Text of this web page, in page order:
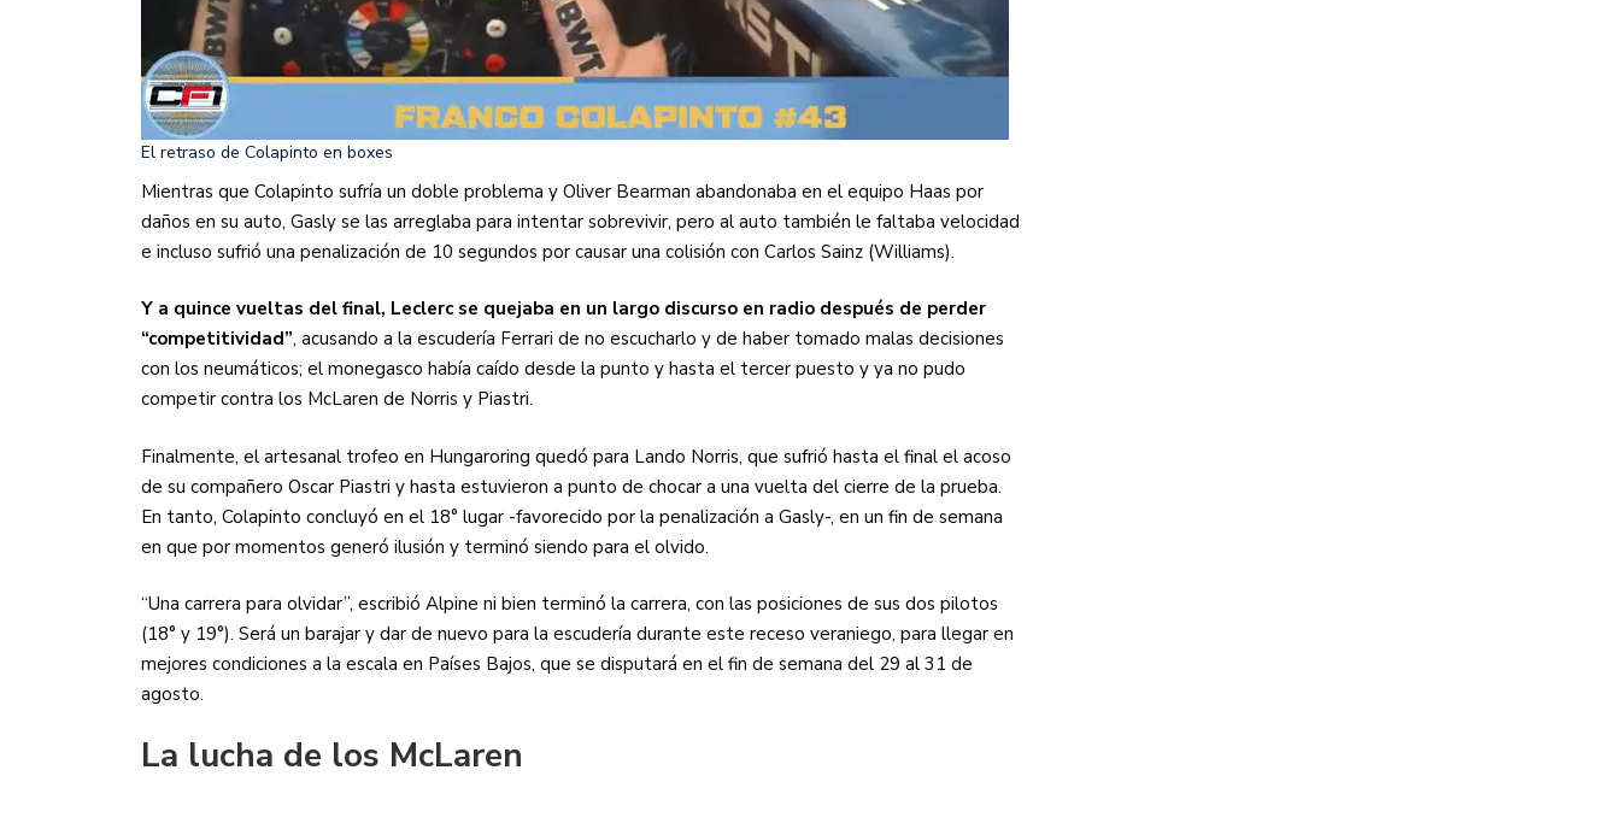
El retraso de Colapinto en boxes
Mientras que Colapinto sufría un doble problema y Oliver Bearman abandonaba en el equipo Haas por
daños en su auto, Gasly se las arreglaba para intentar sobrevivir, pero al auto también le faltaba velocidad
e incluso sufrió una penalización de 10 segundos por causar una colisión con Carlos Sainz (Williams).
Y a quince vueltas del final, Leclerc se quejaba en un largo discurso en radio después de perder
“competitividad”, acusando a la escudería Ferrari de no escucharlo y de haber tomado malas decisiones
con los neumáticos; el monegasco había caído desde la punto y hasta el tercer puesto y ya no pudo
competir contra los McLaren de Norris y Piastri.
Finalmente, el artesanal trofeo en Hungaroring quedó para Lando Norris, que sufrió hasta el final el acoso
de su compañero Oscar Piastri y hasta estuvieron a punto de chocar a una vuelta del cierre de la prueba.
En tanto, Colapinto concluyó en el 18° lugar -favorecido por la penalización a Gasly-, en un fin de semana
en que por momentos generó ilusión y terminó siendo para el olvido.
“Una carrera para olvidar”, escribió Alpine ni bien terminó la carrera, con las posiciones de sus dos pilotos
(18° y 19°). Será un barajar y dar de nuevo para la escudería durante este receso veraniego, para llegar en
mejores condiciones a la escala en Países Bajos, que se disputará en el fin de semana del 29 al 31 de
agosto.
La lucha de los McLaren